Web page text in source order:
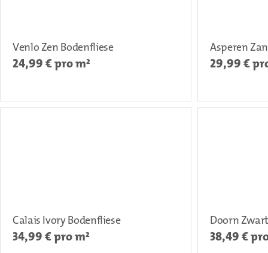
Venlo Zen Bodenfliese
24,99 € pro m²
Asperen
29,99 €
Calais Ivory Bodenfliese
34,99 € pro m²
Doorn
38,49 €